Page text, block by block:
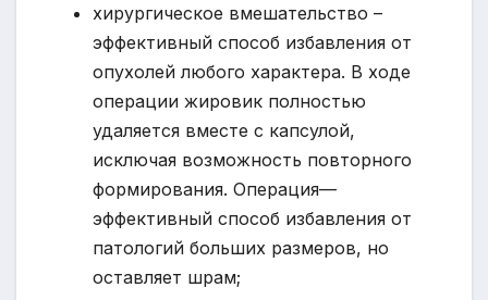
хирургическое вмешательство –
эффективный способ избавления от
опухолей любого характера. В ходе
операции жировик полностью
удаляется вместе с капсулой,
исключая возможность повторного
формирования. Операция—
эффективный способ избавления от
патологий больших размеров, но
оставляет шрам;